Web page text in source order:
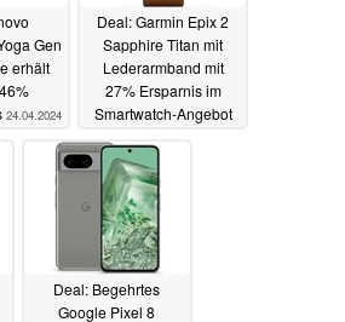
Gen
erhält
24.04.2024
Deal: Garmin Epix 2
Sapphire Titan mit
Lederarmband mit
27% Ersparnis im
Smartwatch-Angebot
Deal: Begehrtes
Google Pixel 8